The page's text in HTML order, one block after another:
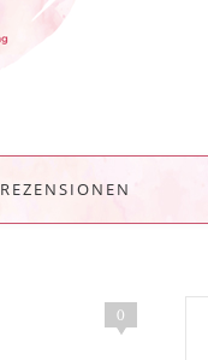
REZENSIONEN
0